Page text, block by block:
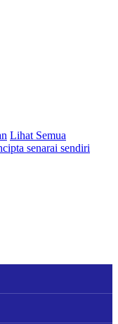
Lihat Semua
senarai sendiri